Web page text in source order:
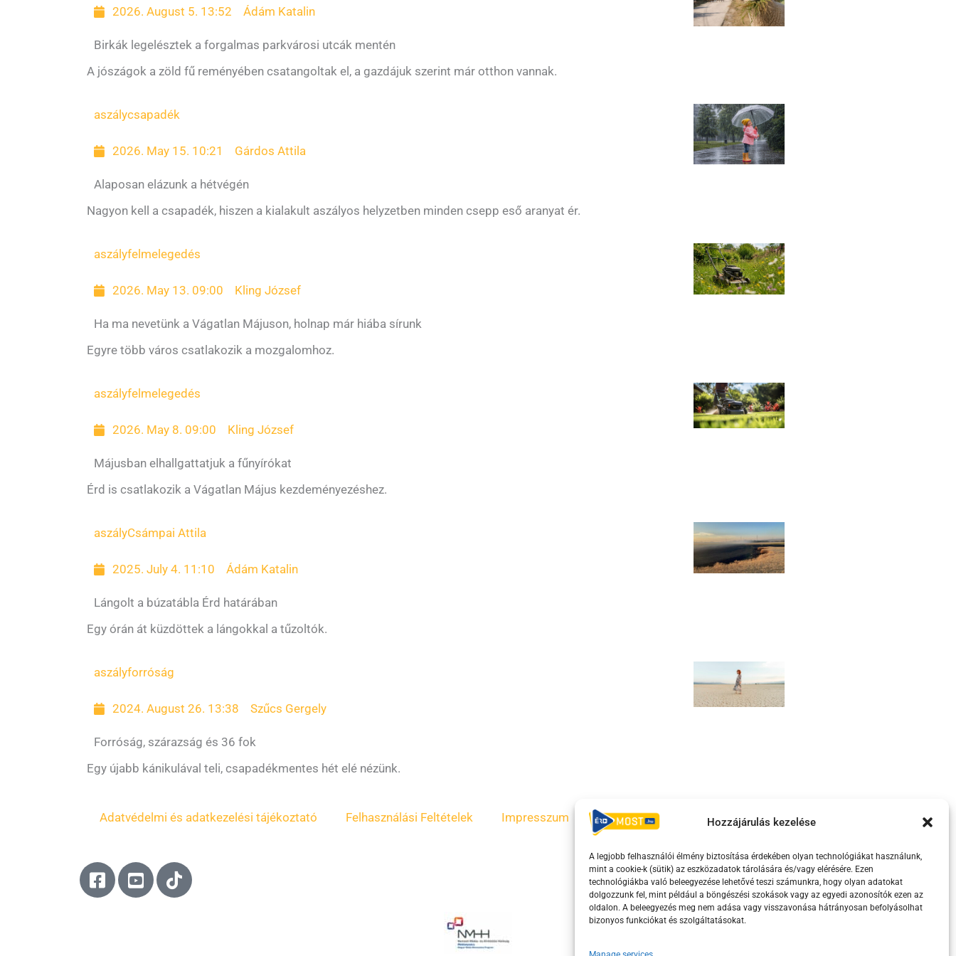
Hozzájárulás kezelése
A legjobb felhasználói élmény biztosítása érdekében olyan technológiákat használunk,
mint a cookie-k (sütik) az eszközadatok tárolására és/vagy elérésére. Ezen
technológiákba való beleegyezése lehetővé teszi számunkra, hogy olyan adatokat
dolgozzunk fel, mint például a böngészési szokások vagy az egyedi azonosítók ezen az
oldalon. A beleegyezés meg nem adása vagy visszavonása hátrányosan befolyásolhat
bizonyos funkciókat és szolgáltatásokat.
2026. August 5. 13:52 Ádám Katalin
Birkák legelésztek a forgalmas parkvárosi utcák mentén
A jószágok a zöld fű reményében csatangoltak el, a gazdájuk szerint már otthon vannak.
aszálycsapadék
2026. May 15. 10:21 Gárdos Attila
Alaposan elázunk a hétvégén
Nagyon kell a csapadék, hiszen a kialakult aszályos helyzetben minden csepp eső aranyat ér.
aszályfelmelegedés
2026. May 13. 09:00 Kling József
Ha ma nevetünk a Vágatlan Májuson, holnap már hiába sírunk
Egyre több város csatlakozik a mozgalomhoz.
aszályfelmelegedés
2026. May 8. 09:00 Kling József
Májusban elhallgattatjuk a fűnyírókat
Érd is csatlakozik a Vágatlan Május kezdeményezéshez.
aszályCsámpai Attila
2025. July 4. 11:10 Ádám Katalin
Lángolt a búzatábla Érd határában
Egy órán át küzdöttek a lángokkal a tűzoltók.
aszályforróság
2024. August 26. 13:38 Szűcs Gergely
Forróság, szárazság és 36 fok
Egy újabb kánikulával teli, csapadékmentes hét elé nézünk.
Adatvédelmi és adatkezelési tájékoztató Felhasználási Feltételek Impresszum ÁSZF Irányelvek Moderálási szabályzat
F
a
Y
o
T
i